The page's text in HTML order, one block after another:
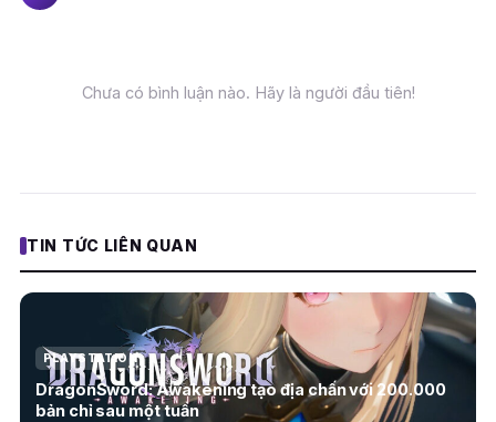
Chưa có bình luận nào. Hãy là người đầu tiên!
TIN TỨC LIÊN QUAN
PLAYSTATION
DragonSword: Awakening tạo địa chấn với 200.000
bản chỉ sau một tuần